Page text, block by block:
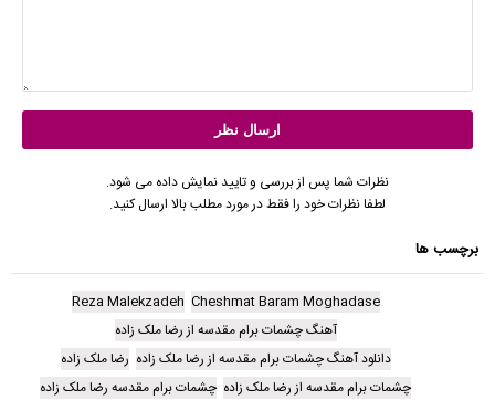
نظرات شما پس از بررسی و تایید نمایش داده می شود.
لطفا نظرات خود را فقط در مورد مطلب بالا ارسال کنید.
برچسب ها
Cheshmat Baram Moghadase
Reza Malekzadeh
آهنگ چشمات برام مقدسه از رضا ملک زاده
دانلود آهنگ چشمات برام مقدسه از رضا ملک زاده رضا ملک زاده
چشمات برام مقدسه از رضا ملک زاده چشمات برام مقدسه رضا ملک زاده